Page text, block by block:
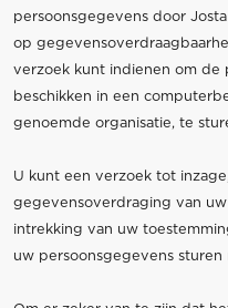
persoonsgegevens door
op
verzoek kunt indienen om de
beschikken in een
genoemde organisatie, te
U kunt een verzoek tot
gegevensoverdraging van
intrekking van uw
uw persoonsgegevens sturen